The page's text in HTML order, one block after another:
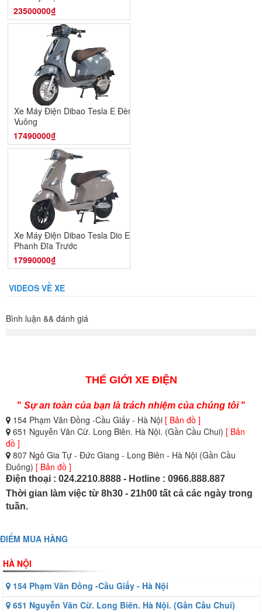
23500000₫
Xe Máy Điện Dibao Tesla E Đèn
Vuông
17490000₫
Xe Máy Điện Dibao Tesla Dio E -
Phanh Đĩa Trước
17990000₫
VIDEOS VỀ XE
Bình luận && đánh giá
THẾ GIỚI XE ĐIỆN
" Sự an toàn của bạn là trách nhiệm của chúng tôi"
154 Phạm Văn Đồng -Cầu Giấy - Hà Nội [ Bản đồ ]
651 Nguyễn Văn Cừ. Long Biên. Hà Nội. (Gần Cầu Chui) [ Bản
đồ ]
807 Ngô Gia Tự - Đức Giang - Long Biên - Hà Nội (Gần Cầu
Đuông) [ Bản đồ ]
Điện thoại : 024.2210.8888 - Hotline : 0966.888.887
Thời gian làm việc từ 8h30 - 21h00 tất cả các ngày trong
tuần.
ĐIỂM MUA HÀNG
HÀ NỘI
154 Phạm Văn Đồng -Cầu Giấy - Hà Nội
651 Nguyễn Văn Cừ. Long Biên. Hà Nội. (Gần Cầu Chui)